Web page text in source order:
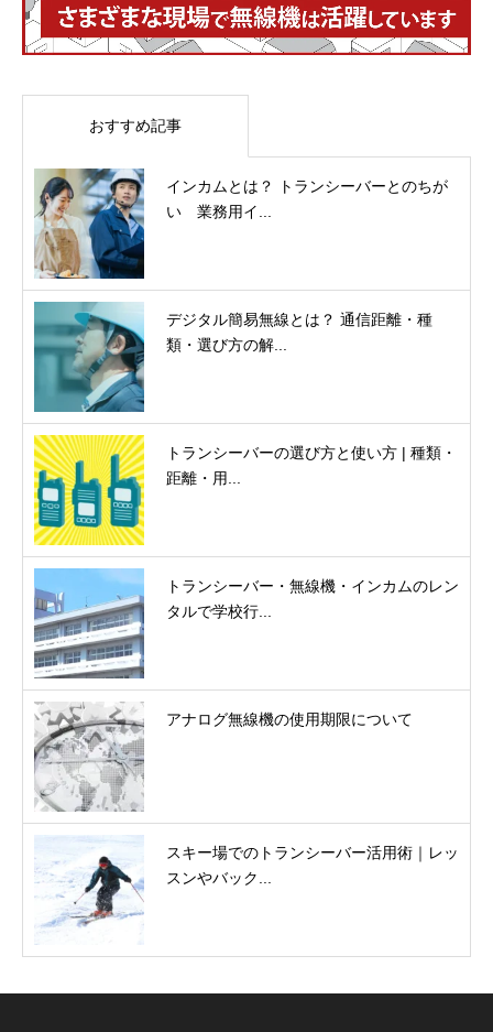
おすすめ記事
インカムとは？ トランシーバーとのちが
い 業務用イ...
デジタル簡易無線とは？ 通信距離・種
類・選び方の解...
トランシーバーの選び方と使い方 | 種類・
距離・用...
トランシーバー・無線機・インカムのレン
タルで学校行...
アナログ無線機の使用期限について
スキー場でのトランシーバー活用術｜レッ
スンやバック...